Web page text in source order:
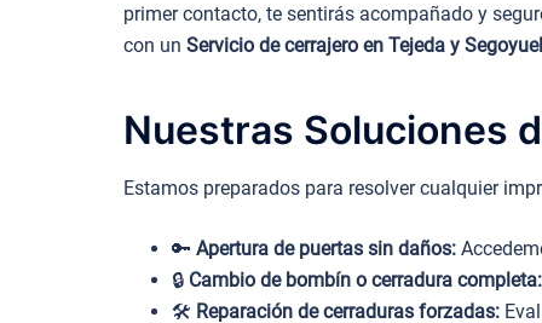
primer contacto, te sentirás acompañado y
con un Servicio de cerrajero en Tejeda y
Nuestras Soluciones
Estamos preparados para resolver cualquier
🔑 Apertura de puertas sin daños:
🔒 Cambio de bombín o cerradura completa:
🛠️ Reparación de cerraduras forzadas: